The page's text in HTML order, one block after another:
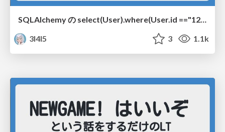
SQLAlchemy の select(User).where(User.id =="123") を理解してみる/sqlalchemy deep dive
3l4l5
3 1.1k